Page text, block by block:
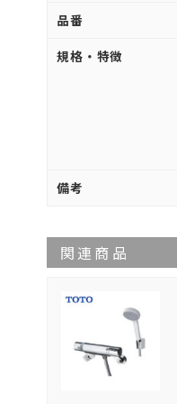
品番
規格・特徴
備考
関連商品